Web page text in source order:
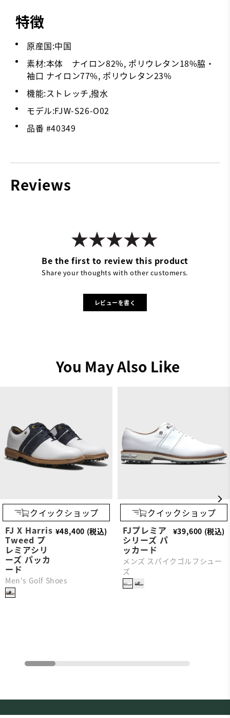
特徴
原産国:中国
素材:本体 ナイロン82%, ポリウレタン18%脇・
袖口 ナイロン77%, ポリウレタン23%
機能:ストレッチ,撥水
モデル:FJW-S26-O02
品番 #40349
Reviews
Be the first to review this product
Share your thoughts with other customers.
レビューを書く
You May Also Like
クイックショップ
FJ X Harris
Tweed プ
レミアシリ
ーズ パッカ
ード
Men's Golf Shoes
¥48,400 (税込)
クイックショップ
FJプレミア
シリーズ パ
ッカード
メンズ スパイクゴルフシュー
ズ
¥39,600 (税込)